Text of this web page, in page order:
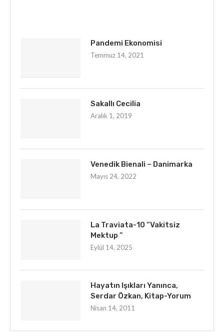
Pandemi Ekonomisi
Temmuz 14, 2021
Sakallı Cecilia
Aralık 1, 2019
Venedik Bienali – Danimarka
Mayıs 24, 2022
La Traviata-10 “Vakitsiz
Mektup ”
Eylül 14, 2025
Hayatın Işıkları Yanınca,
Serdar Özkan, Kitap-Yorum
Nisan 14, 2011